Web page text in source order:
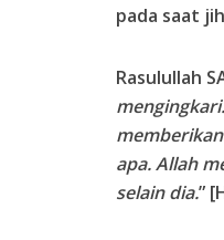
pada saat
Rasulullah
apa. Allah
selain dia.”